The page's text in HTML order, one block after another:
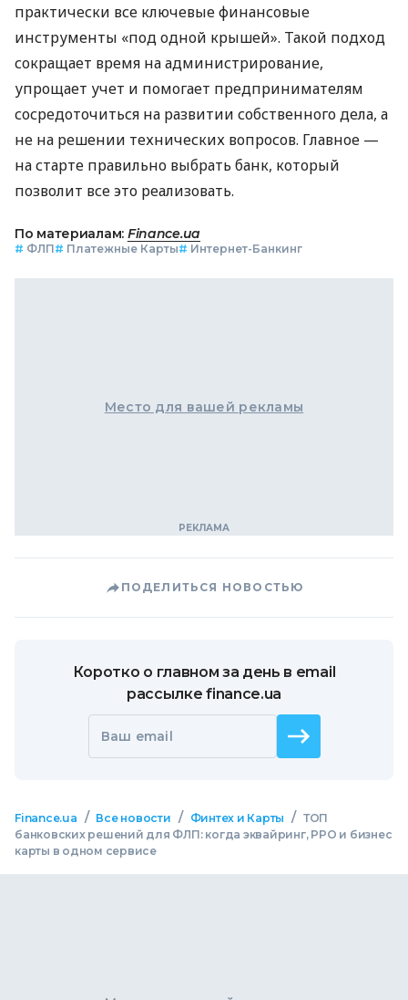
практически все ключевые финансовые
инструменты «под одной крышей». Такой подход
сокращает время на администрирование,
упрощает учет и помогает предпринимателям
сосредоточиться на развитии собственного дела, а
не на решении технических вопросов. Главное —
на старте правильно выбрать банк, который
позволит все это реализовать.
По материалам: Finance.ua
# ФЛП# Платежные Карты# Интернет-Банкинг
Место для вашей рекламы
ПОДЕЛИТЬСЯ НОВОСТЬЮ
Коротко о главном за день в email
рассылке finance.ua
Ваш email
Finance.ua / Все новости / Финтех и Карты / ТОП
банковских решений для ФЛП: когда эквайринг, РРО и бизнес
карты в одном сервисе